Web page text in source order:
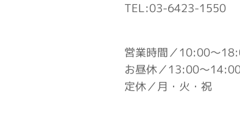
TEL:03-6423-1550
営業時間／10:00〜
お昼休／13:00〜
定休／月・火・祝